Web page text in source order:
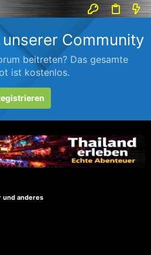
Community
beitreten? Das gesamte
ist kostenlos.
und anderes